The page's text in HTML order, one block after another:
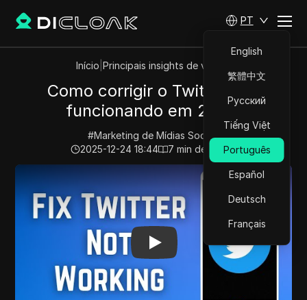
PT
English
繁體中文
Русский
Tiếng Việt
Português
Español
Deutsch
Français
Início Principais insights de vídeos
Como corrigir o Twitter não
funcionando em 2026.
#Marketing de Mídias Sociais
2025-12-24 18:44
7 min de leitura
Play Video: Como corrigir o Twitter não funcionando